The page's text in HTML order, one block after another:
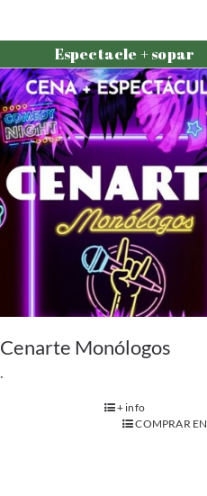
Espectacle + sopar
Cenarte Monólogos
.
+ info
COMPRAR